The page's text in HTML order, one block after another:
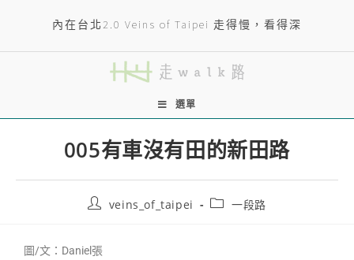
內在台北2.0 Veins of Taipei 走得慢，看得深
選單
005有車沒有田的新田路
veins_of_taipei 一段路
圖/文：Daniel張